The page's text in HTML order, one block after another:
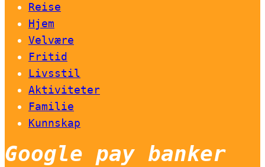
Reise
Hjem
Velvære
Fritid
Livsstil
Aktiviteter
Familie
Kunnskap
Google pay banker